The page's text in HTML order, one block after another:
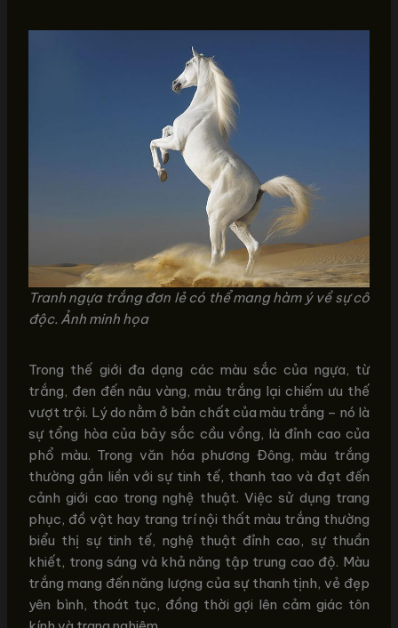
Tranh ngựa trắng đơn lẻ có thể mang hàm ý về sự cô
độc. Ảnh minh họa
Trong thế giới đa dạng các màu sắc của ngựa, từ
trắng, đen đến nâu vàng, màu trắng lại chiếm ưu thế
vượt trội. Lý do nằm ở bản chất của màu trắng – nó là
sự tổng hòa của bảy sắc cầu vồng, là đỉnh cao của
phổ màu. Trong văn hóa phương Đông, màu trắng
thường gắn liền với sự tinh tế, thanh tao và đạt đến
cảnh giới cao trong nghệ thuật. Việc sử dụng trang
phục, đồ vật hay trang trí nội thất màu trắng thường
biểu thị sự tinh tế, nghệ thuật đỉnh cao, sự thuần
khiết, trong sáng và khả năng tập trung cao độ. Màu
trắng mang đến năng lượng của sự thanh tịnh, vẻ đẹp
yên bình, thoát tục, đồng thời gợi lên cảm giác tôn